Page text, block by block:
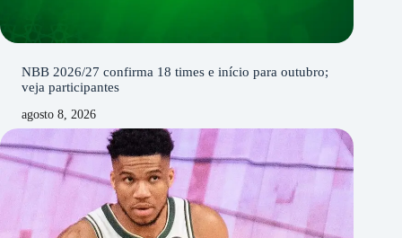
NBB 2026/27 confirma 18 times e início para outubro;
veja participantes
agosto 8, 2026